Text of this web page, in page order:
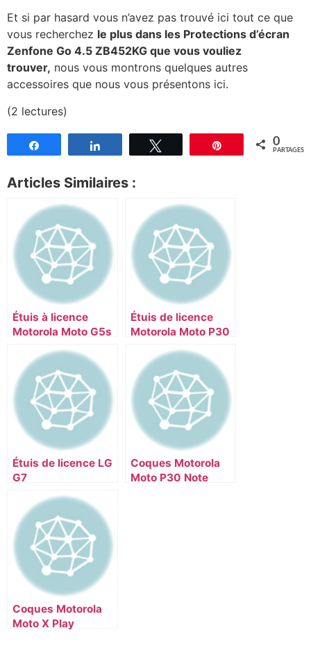
Et si par hasard vous n’avez pas trouvé ici tout ce que
vous recherchez le plus dans les Protections d’écran
Zenfone Go 4.5 ZB452KG que vous vouliez
trouver, nous vous montrons quelques autres
accessoires que nous vous présentons ici.
(2 lectures)
Épingle 0
PARTAGES
Articles Similaires :
Étuis à licence
Motorola Moto G5s
Étuis de licence
Motorola Moto P30
Étuis de licence LG
G7
Coques Motorola
Moto P30 Note
Coques Motorola
Moto X Play